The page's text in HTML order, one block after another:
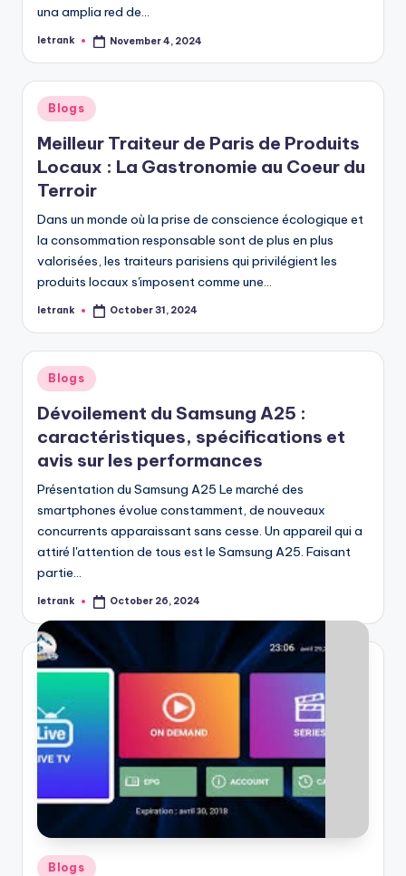
una amplia red de…
Posted
letrank November 4, 2024
Posted
in
Blogs
Meilleur Traiteur de Paris de Produits
Locaux : La Gastronomie au Coeur du
Terroir
Dans un monde où la prise de conscience écologique et
la consommation responsable sont de plus en plus
valorisées, les traiteurs parisiens qui privilégient les
produits locaux s'imposent comme une…
Posted
letrank October 31, 2024
Posted
in
Blogs
Dévoilement du Samsung A25 :
caractéristiques, spécifications et
avis sur les performances
Présentation du Samsung A25 Le marché des
smartphones évolue constamment, de nouveaux
concurrents apparaissant sans cesse. Un appareil qui a
attiré l'attention de tous est le Samsung A25. Faisant
partie…
Posted
letrank October 26, 2024
Posted
Blogs